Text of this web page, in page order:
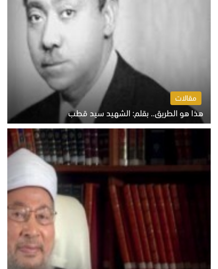
مقالات
هذا هو الطريق.. بقلم: الشهيد سيد قطب
الخميس 6 أغسطس 2026 10:52 ص